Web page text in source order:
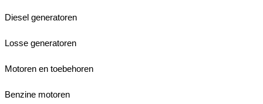
Diesel generatoren
Losse generatoren
Motoren en toebehoren
Benzine motoren